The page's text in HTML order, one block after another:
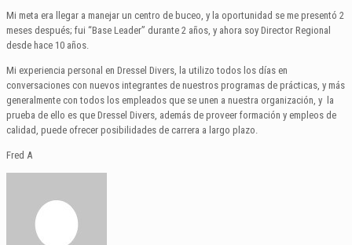
Mi meta era llegar a manejar un centro de buceo, y la oportunidad se me presentó 2
meses después; fui “Base Leader” durante 2 años, y ahora soy Director Regional
desde hace 10 años.
Mi experiencia personal en Dressel Divers, la utilizo todos los días en
conversaciones con nuevos integrantes de nuestros programas de prácticas, y más
generalmente con todos los empleados que se unen a nuestra organización, y la
prueba de ello es que Dressel Divers, además de proveer formación y empleos de
calidad, puede ofrecer posibilidades de carrera a largo plazo.
Fred A